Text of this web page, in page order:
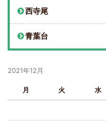
西寺尾
青葉台
2021年12月
月 火 水